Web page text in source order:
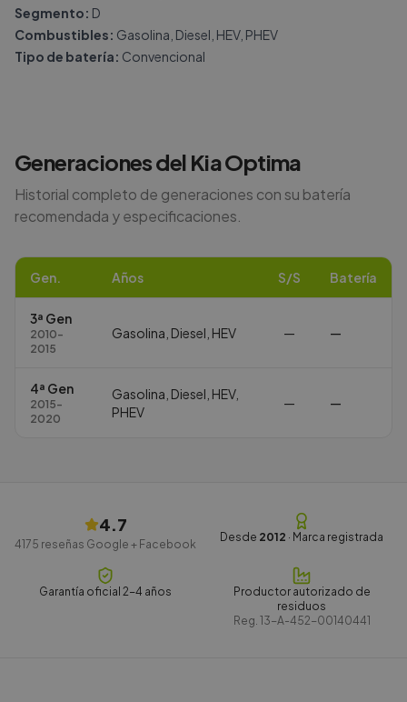
Segmento: D
Combustibles: Gasolina, Diesel, HEV, PHEV
Tipo de batería: Convencional
Generaciones del KiaOptima
Historial completo de generaciones con su batería
recomendada y especificaciones.
Gen. Años S/S Batería
3ª Gen
2010-
2015
Gasolina, Diesel, HEV — —
4ª Gen
2015-
2020
Gasolina, Diesel, HEV,
PHEV
— —
4.7
4175 reseñas Google + Facebook
Desde 2012 · Marca registrada
Garantía oficial 2-4 años
Productor autorizado de
residuos
Reg. 13-A-452-00140441